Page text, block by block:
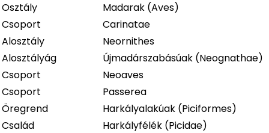
Osztály
Madarak (Aves)
Csoport
Carinatae
Alosztály
Neornithes
Alosztályág
Újmadárszabásúak (Neognathae)
Csoport
Neoaves
Csoport
Passerea
Öregrend
Harkályalakúak (Piciformes)
Család
Harkályfélék (Picidae)